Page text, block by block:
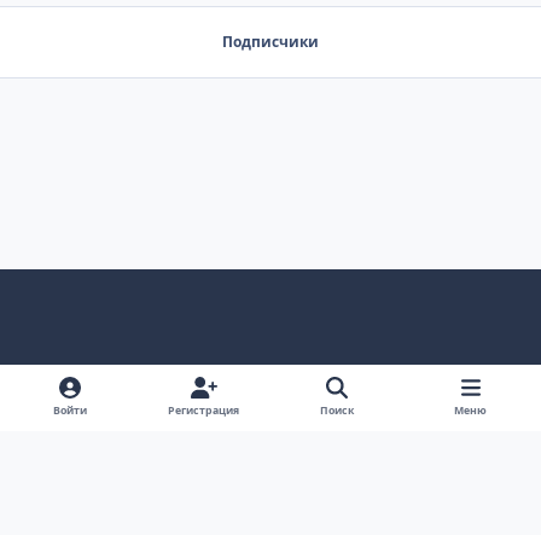
Подписчики
Язык Политика конфиденциальности
Cookie-файлы
Войти Регистрация Поиск Меню